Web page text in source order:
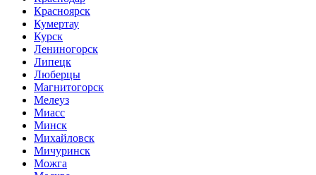
Красноярск
Кумертау
Курск
Лениногорск
Липецк
Люберцы
Магнитогорск
Мелеуз
Миасс
Минск
Михайловск
Мичуринск
Можга